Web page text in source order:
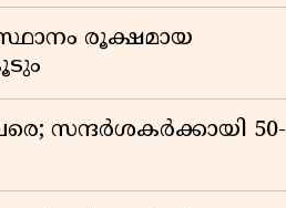
രൂക്ഷമായ
സന്ദർശകർക്കായി 50-